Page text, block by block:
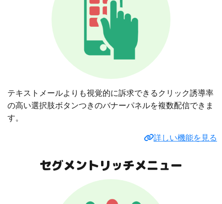
テキストメールよりも視覚的に訴求できるクリック誘導率
の高い選択肢ボタンつきのバナーパネルを複数配信できま
す。
詳しい機能を見る
セグメントリッチメニュー